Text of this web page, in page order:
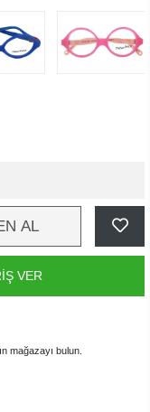
AL
VER
mağazayı bulun.